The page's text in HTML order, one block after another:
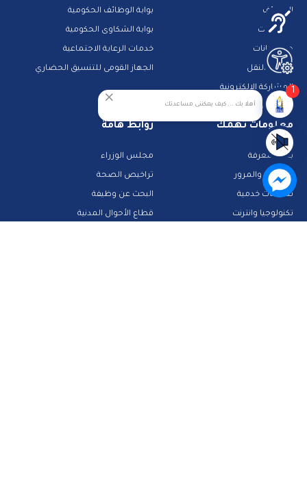
الوظائف
مناقصات
حجز جبانات
خدمات النقل
المشاركة الالكترونية
دليل الخدمات الالكترونية
بوابة الوظائف الحكومية
بوابة الشكاوى الحكومية
خدمات الرعاية الاجتماعية
الجهاز القومى للتنسيق الحضاري
معلومات تهمك
بنك المعرفة
الشرطة والمرور
تطبيقات خدمية
تكنولوجيا وانترنت
روابط هامة
مجلس الوزراء
تراخيص الصحة
البحث عن وظيفة
قطاع الأحوال المدنية
أهلا بك ... كيف يمكننى مساعدتك
1